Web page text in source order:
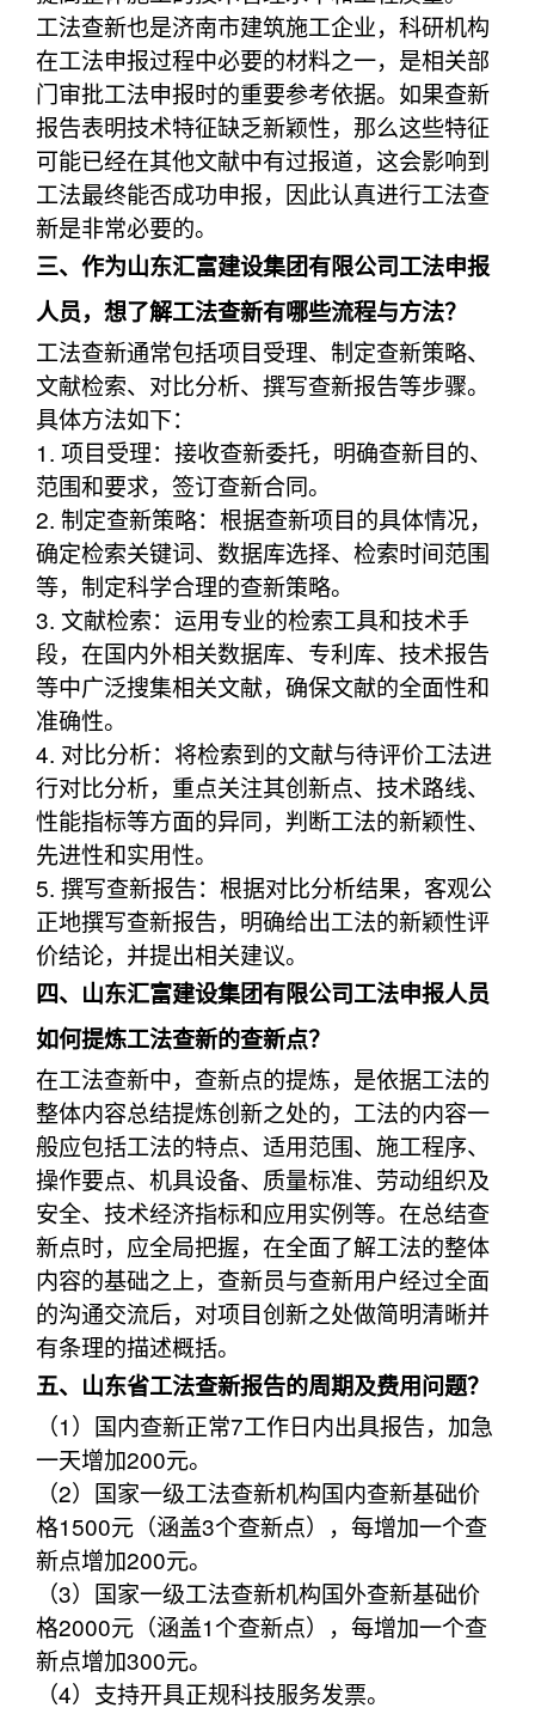
工法查新也是济南市建筑施工企业，科研机构
在工法申报过程中必要的材料之一，是相关部
门审批工法申报时的重要参考依据。如果查新
报告表明技术特征缺乏新颖性，那么这些特征
可能已经在其他文献中有过报道，这会影响到
工法最终能否成功申报，因此认真进行工法查
新是非常必要的。
三、作为山东汇富建设集团有限公司工法申报
人员，想了解工法查新有哪些流程与方法？
工法查新通常包括项目受理、制定查新策略、
文献检索、对比分析、撰写查新报告等步骤。
具体方法如下：
1. 项目受理：接收查新委托，明确查新目的、
范围和要求，签订查新合同。
2. 制定查新策略：根据查新项目的具体情况，
确定检索关键词、数据库选择、检索时间范围
等，制定科学合理的查新策略。
3. 文献检索：运用专业的检索工具和技术手
段，在国内外相关数据库、专利库、技术报告
等中广泛搜集相关文献，确保文献的全面性和
准确性。
4. 对比分析：将检索到的文献与待评价工法进
行对比分析，重点关注其创新点、技术路线、
性能指标等方面的异同，判断工法的新颖性、
先进性和实用性。
5. 撰写查新报告：根据对比分析结果，客观公
正地撰写查新报告，明确给出工法的新颖性评
价结论，并提出相关建议。
四、山东汇富建设集团有限公司工法申报人员
如何提炼工法查新的查新点？
在工法查新中，查新点的提炼，是依据工法的
整体内容总结提炼创新之处的，工法的内容一
般应包括工法的特点、适用范围、施工程序、
操作要点、机具设备、质量标准、劳动组织及
安全、技术经济指标和应用实例等。在总结查
新点时，应全局把握，在全面了解工法的整体
内容的基础之上，查新员与查新用户经过全面
的沟通交流后，对项目创新之处做简明清晰并
有条理的描述概括。
五、山东省工法查新报告的周期及费用问题？
（1）国内查新正常7工作日内出具报告，加急
一天增加200元。
（2）国家一级工法查新机构国内查新基础价
格1500元（涵盖3个查新点），每增加一个查
新点增加200元。
（3）国家一级工法查新机构国外查新基础价
格2000元（涵盖1个查新点），每增加一个查
新点增加300元。
（4）支持开具正规科技服务发票。